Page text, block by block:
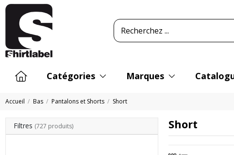
Catégories Marques
Accueil Bas Pantalons et Shorts Short
Short
Filtres (727 produits)